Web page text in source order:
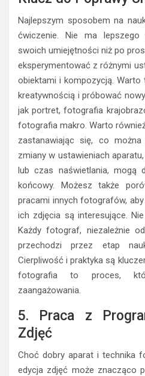
Najlepszym sposobem na
ćwiczenie. Nie ma lepszego
swoich umiejętności niż po
eksperymentować z różnymi
obiektami i kompozycją.
kreatywnością i próbować
jak portret, fotografia
fotografia makro. Warto
zastanawiając się, co można
zmiany w ustawieniach
lub czas naświetlania, mogą
końcowy. Możesz także
pracami innych fotografów,
ich zdjęcia są interesujące.
Każdy fotograf, niezależnie
przechodzi przez etap
Cierpliwość i praktyka są
fotografia to proces,
zaangażowania.
5. Praca z
Zdjęć
Choć dobry aparat i technika
edycja zdjęć może znacząco